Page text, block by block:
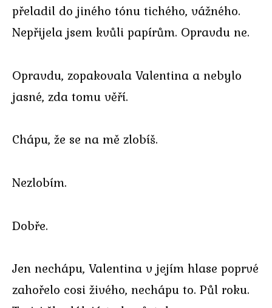
přeladil do jiného tónu tichého, vážného.
Nepřijela jsem kvůli papírům. Opravdu ne.
Opravdu, zopakovala Valentina a nebylo
jasné, zda tomu věří.
Chápu, že se na mě zlobíš.
Nezlobím.
Dobře.
Jen nechápu, Valentina v jejím hlase poprvé
zahořelo cosi živého, nechápu to. Půl roku.